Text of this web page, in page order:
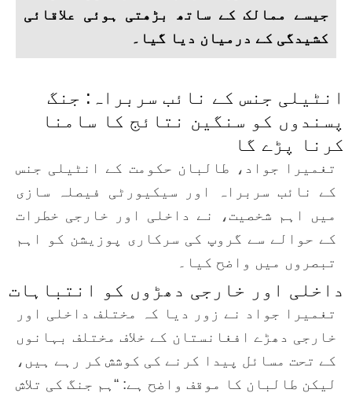
جیسے ممالک کے ساتھ بڑھتی ہوئی علاقائی
کشیدگی کے درمیان دیا گیا۔
انٹیلی جنس کے نائب سربراہ: جنگ
پسندوں کو سنگین نتائج کا سامنا
کرنا پڑے گا
تغمیرا جواد، طالبان حکومت کے انٹیلی جنس
کے نائب سربراہ اور سیکیورٹی فیصلہ سازی
میں اہم شخصیت، نے داخلی اور خارجی خطرات
کے حوالے سے گروپ کی سرکاری پوزیشن کو اہم
تبصروں میں واضح کیا۔
داخلی اور خارجی دھڑوں کو انتباہات
تغمیرا جواد نے زور دیا کہ مختلف داخلی اور
خارجی دھڑے افغانستان کے خلاف مختلف بہانوں
کے تحت مسائل پیدا کرنے کی کوشش کر رہے ہیں،
لیکن طالبان کا موقف واضح ہے: “ہم جنگ کی تلاش